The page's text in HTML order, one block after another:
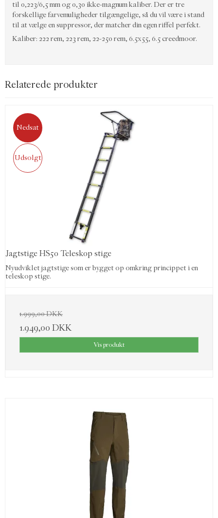
til 0,223/6,5 mm og 0,30 ikke-magnum kaliber. Der er tre
forskellige farvemuligheder tilgængelige, så du vil være i stand
til at vælge en suppressor, der matcher din egen riffel perfekt.
Kaliber: 222 rem, 223 rem, 22-250 rem, 6.5x55, 6.5 creedmoor.
Relaterede produkter
Nedsat
Udsolgt
Jagtstige HS50 Teleskop stige
Nyudviklet jagtstige som er bygget op omkring princippet i en
teleskop stige.
1.999,00 DKK
1.949,00 DKK
Vis produkt